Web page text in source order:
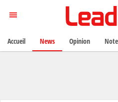
Accueil News Opinion